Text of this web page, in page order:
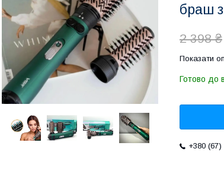
браш
2 398 ₴
Показати
Готово до
+380 (67)